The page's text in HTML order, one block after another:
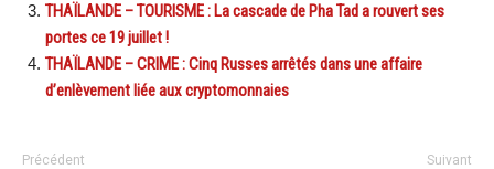
THAÏLANDE – TOURISME : La cascade de Pha Tad a rouvert ses
portes ce 19 juillet !
THAÏLANDE – CRIME : Cinq Russes arrêtés dans une affaire
d’enlèvement liée aux cryptomonnaies
Précédent Suivant